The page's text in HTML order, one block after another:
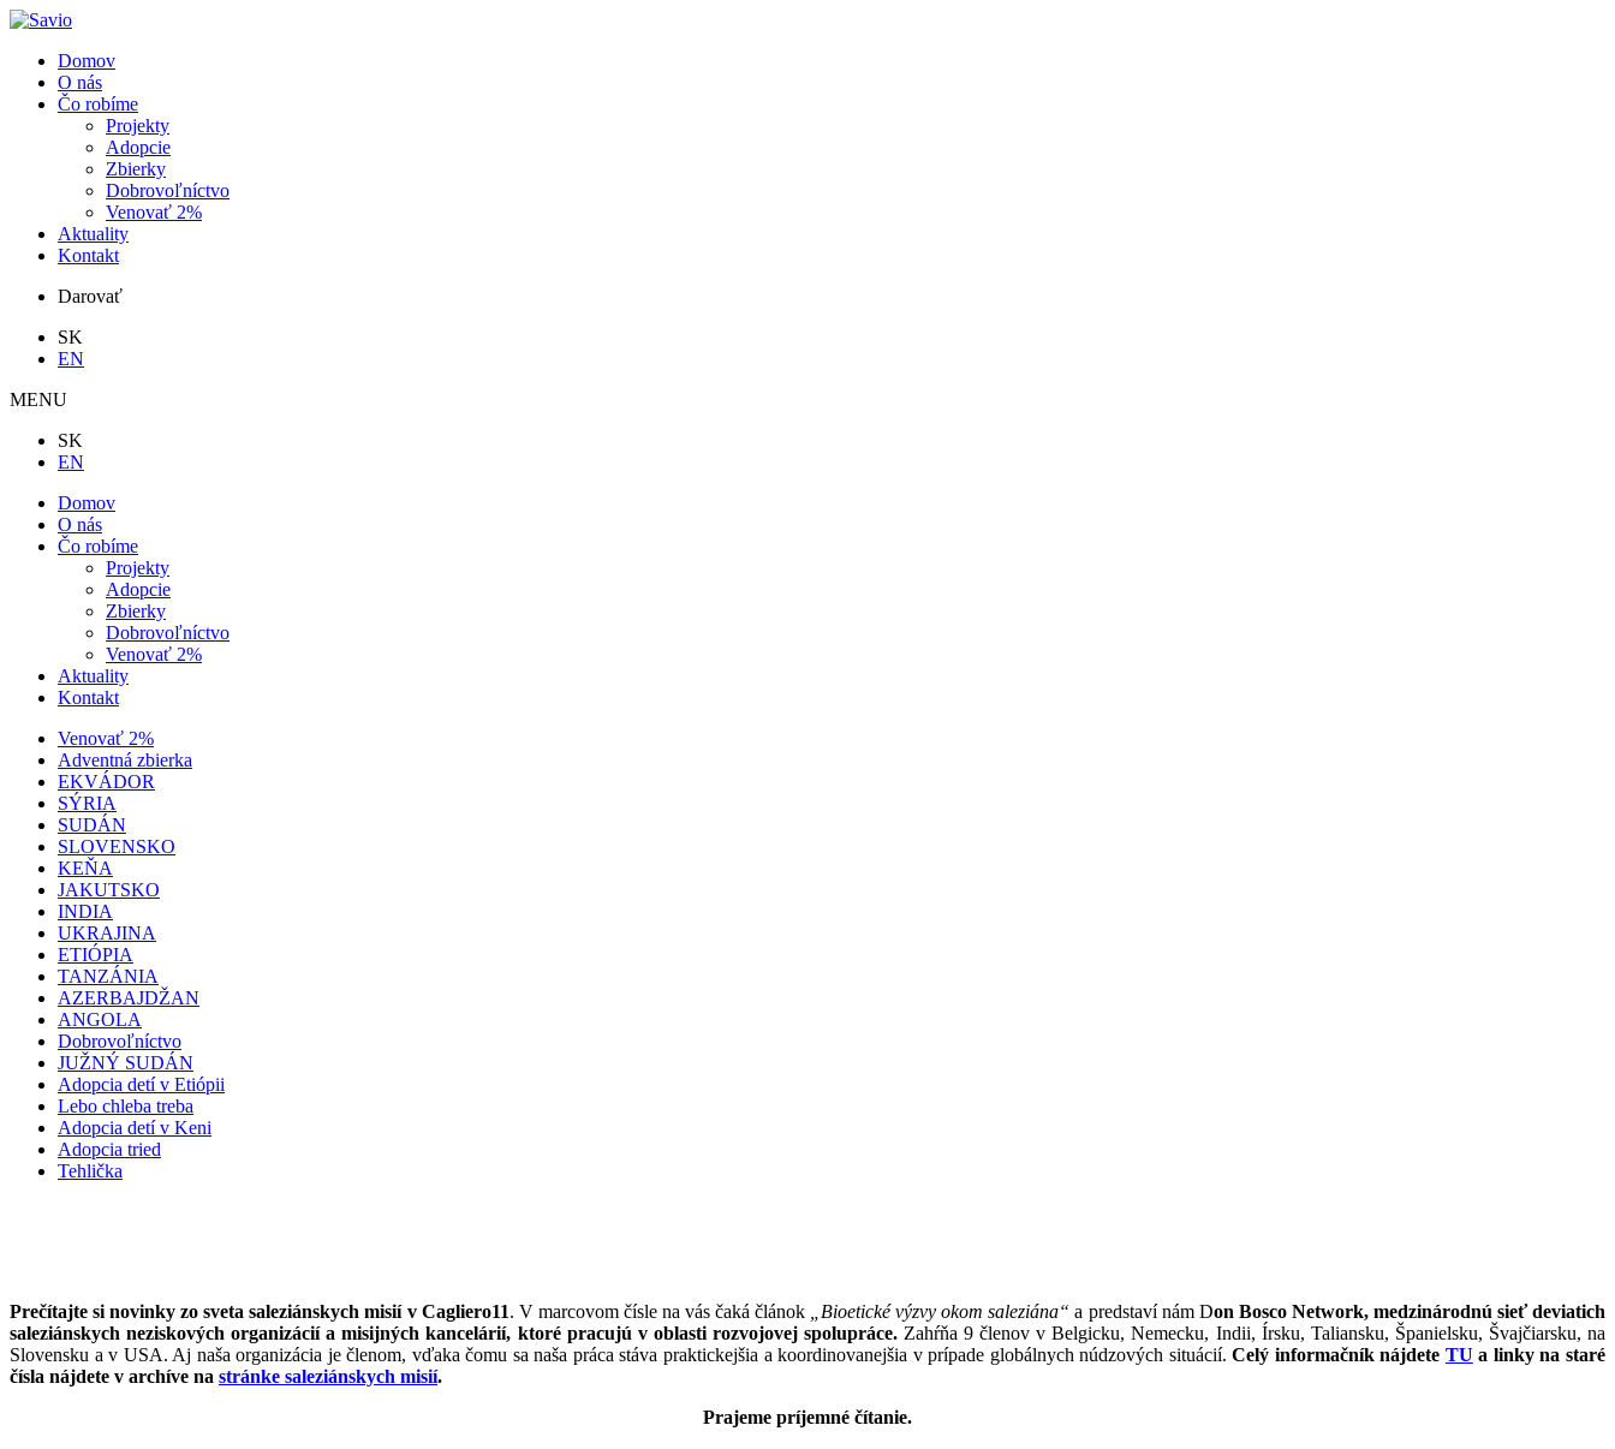
Domov
O nás
Čo robíme
Projekty
Adopcie
Zbierky
Dobrovoľníctvo
Venovať 2%
Aktuality
Kontakt
Darovať
SK
EN
MENU
SK
EN
Domov
O nás
Čo robíme
Projekty
Adopcie
Zbierky
Dobrovoľníctvo
Venovať 2%
Aktuality
Kontakt
Venovať 2%
Adventná zbierka
EKVÁDOR
SÝRIA
SUDÁN
SLOVENSKO
KEŇA
JAKUTSKO
INDIA
UKRAJINA
ETIÓPIA
TANZÁNIA
AZERBAJDŽAN
ANGOLA
Dobrovoľníctvo
JUŽNÝ SUDÁN
Adopcia detí v Etiópii
Lebo chleba treba
Adopcia detí v Keni
Adopcia tried
Tehlička
Prečítajte si novinky zo sveta saleziánskych misií v Cagliero11. V marcovom čísle na vás čaká článok „Bioetické výzvy okom saleziána“ a predstaví nám Don Bosco Network, medzinárodnú sieť deviatich
saleziánskych neziskových organizácií a misijných kancelárií, ktoré pracujú v oblasti rozvojovej spolupráce.Zahŕňa 9 členov v Belgicku, Nemecku, Indii, Írsku, Taliansku, Španielsku, Švajčiarsku, na
Slovensku a v USA. Aj naša organizácia je členom, vďaka čomu sa naša práca stáva praktickejšia a koordinovanejšia v prípade globálnych núdzových situácií.Celý informačník nájdete TU a linky na staré
čísla nájdete v archíve na stránke saleziánskych misií.
Prajeme príjemné čítanie.